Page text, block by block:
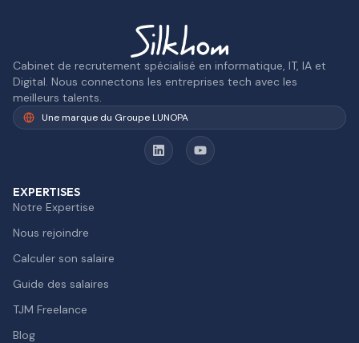
Cabinet de recrutement spécialisé en informatique, IT, IA et
Digital. Nous connectons les entreprises tech avec les
meilleurs talents.
Une marque du Groupe LUNOPA
EXPERTISES
Notre Expertise
Nous rejoindre
Calculer son salaire
Guide des salaires
TJM Freelance
Blog